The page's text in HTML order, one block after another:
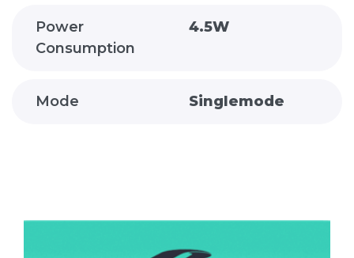
Power
Consumption
4.5W
Mode Singlemode